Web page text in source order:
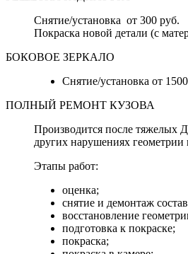
Снятие/установка от 300 руб.
Покраска новой детали (с
БОКОВОЕ ЗЕРКАЛО
Снятие/установка от
ПОЛНЫЙ РЕМОНТ КУЗОВА
Производится после тяжелых
других нарушениях геометрии
Этапы работ:
оценка;
снятие и демонтаж
восстановление
подготовка к покраске;
покраска;